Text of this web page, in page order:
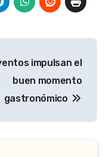
impulsan el
buen momento
gastronómico